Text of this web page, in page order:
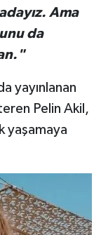
Ama
da
yayınlanan
Pelin Akil,
yaşamaya